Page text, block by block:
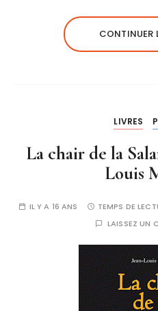
CONTINUER
LIVRES
La chair de la
Louis
IL Y A 16 ANS TEMPS DE
LAISSEZ UN